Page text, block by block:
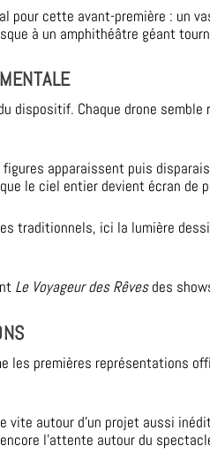
pour cette avant-première : un
à un amphithéâtre géant
dispositif. Chaque drone
apparaissent puis
le ciel entier devient écran de
traditionnels, ici la lumière
Le Voyageur des Rêvesdes
les premières représentations
vite autour d’un projet aussi
l’attente autour du